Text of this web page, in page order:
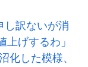
し訳ないが消
げするわ」
化した模様、